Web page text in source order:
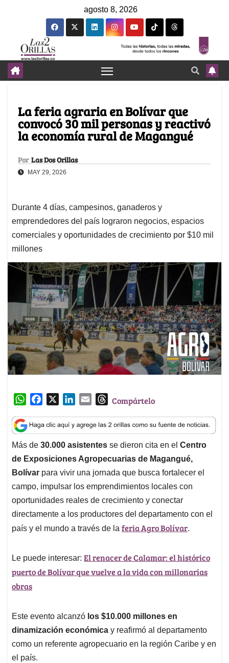
agosto 8, 2026
La feria agraria en Bolívar que
convocó 30 mil personas y reactivó
la economía rural de Magangué
Por Las Dos Orillas
MAY 29, 2026
Durante 4 días, campesinos, ganaderos y
emprendedores del país lograron negocios, espacios
comerciales y oportunidades de crecimiento por $10 mil
millones
W
a
t
s
A
p
p
c
e
b
o
o
k
n
k
e
d
I
n
a
i
l
T
r
e
a
d
s
Compártelo
Más de 30.000 asistentes se dieron cita en el Centro
de Exposiciones Agropecuarias de Magangué,
Bolívar para vivir una jornada que busca fortalecer el
campo, impulsar los emprendimientos locales con
oportunidades reales de crecimiento y conectar
directamente a los productores del departamento con el
país y el mundo a través de la feria Agro Bolívar.
Le puede interesar: El renacer de Calamar: el histórico
puerto de Bolívar que vuelve a la vida con millonarias
obras
Este evento alcanzó los $10.000 millones en
dinamización económica y reafirmó al departamento
como un referente agropecuario en la región Caribe y en
el país.